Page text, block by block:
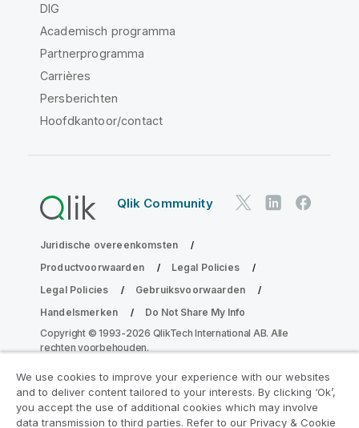
DIG
Academisch programma
Partnerprogramma
Carrières
Persberichten
Hoofdkantoor/contact
Qlik Community
Juridische overeenkomsten
Productvoorwaarden
Legal Policies
Legal Policies
Gebruiksvoorwaarden
Handelsmerken
Do Not Share My Info
Copyright © 1993-2026 QlikTech International AB. Alle
rechten voorbehouden.
Neem deel aan het Analytics
We use cookies to improve your experience with our websites
and to deliver content tailored to your interests. By clicking ‘Ok’,
you accept the use of additional cookies which may involve
data transmission to third parties. Refer to our Privacy & Cookie